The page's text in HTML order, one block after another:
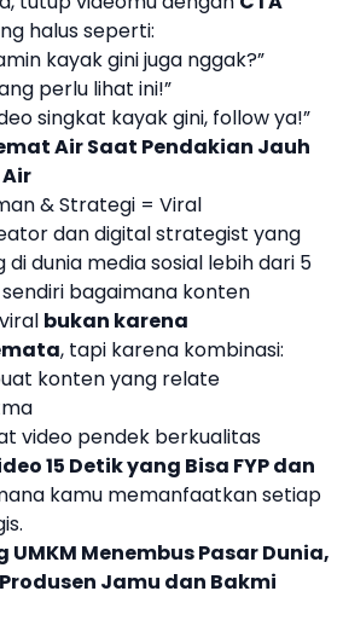
halus seperti:
kayak gini juga nggak?”
perlu lihat ini!”
singkat kayak gini, follow ya!”
Air Saat Pendakian Jauh
& Strategi = Viral
dan digital strategist yang
dunia media sosial lebih dari 5
bagaimana konten
bukan karena
, tapi karena kombinasi:
konten yang relate
video pendek berkualitas
15 Detik yang Bisa FYP dan
kamu memanfaatkan setiap
UMKM Menembus Pasar Dunia,
Jamu dan Bakmi